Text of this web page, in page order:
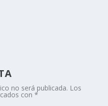
no será publicada. Los
con*